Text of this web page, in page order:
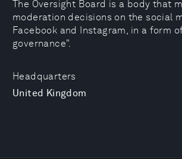
Headquarters
United Kingdom
The Oversight Board is a body that
moderation decisions on the social
Facebook and Instagram, in a form
governance".